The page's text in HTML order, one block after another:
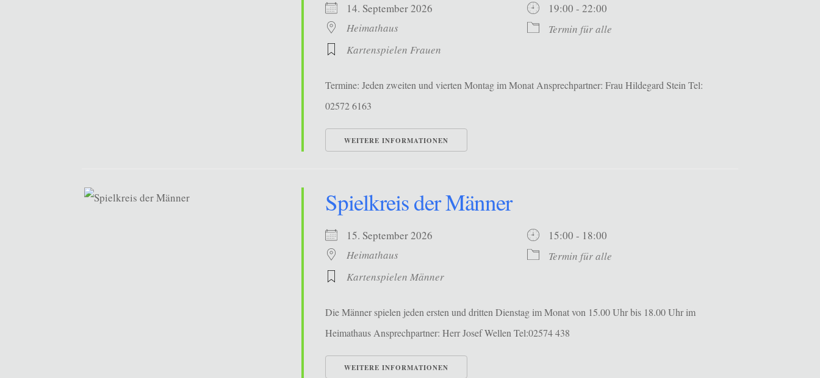
14. September 2026
19:00 - 22:00
Heimathaus
Termin für alle
Kartenspielen Frauen
Termine: Jeden zweiten und vierten Montag im Monat Ansprechpartner: Frau Hildegard Stein Tel:
02572 6163
WEITERE INFORMATIONEN
Spielkreis der Männer
15. September 2026
15:00 - 18:00
Heimathaus
Termin für alle
Kartenspielen Männer
Die Männer spielen jeden ersten und dritten Dienstag im Monat von 15.00 Uhr bis 18.00 Uhr im
Heimathaus Ansprechpartner: Herr Josef Wellen Tel:02574 438
WEITERE INFORMATIONEN